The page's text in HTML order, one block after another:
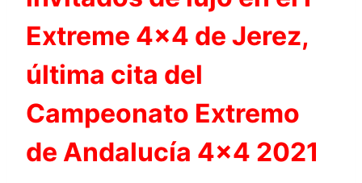
Extreme 4×4 de Jerez,
última cita del
Campeonato Extremo
de Andalucía 4×4 2021